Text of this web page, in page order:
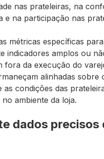
nas prateleiras, na
e na participação nas
métricas específicas
indicadores amplos ou
fora da execução do
alinhadas sobre
as condições das
ambiente da loja.
dados precisos